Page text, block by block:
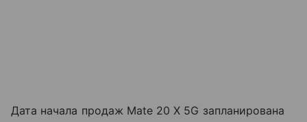
Дата начала продаж Mate 20 X 5G запланирована